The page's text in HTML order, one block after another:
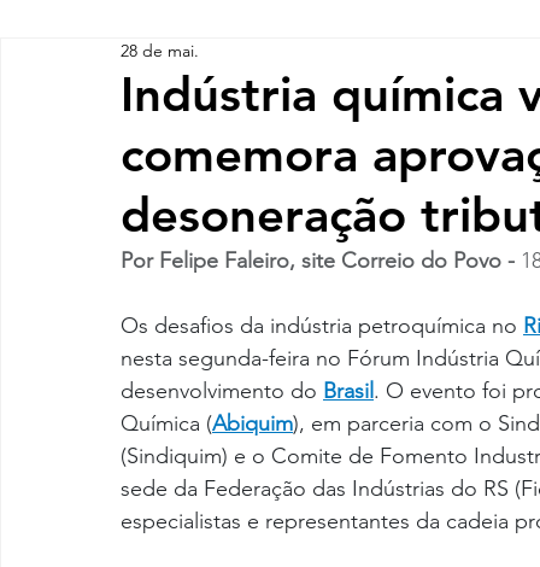
Indústria química
comemora
desoneração
28 de mai.
Por Felipe Faleiro, site Correio do Povo -
Os desafios da indústria petroquímica no
nesta segunda-feira no Fórum Indústria
desenvolvimento do Brasil . O evento foi
Química (Abiquim), em parceria com o
(Sindiquim) e o Comite de Fomento
sede da Federação das Indústrias do RS
especialistas e representantes da cadeia